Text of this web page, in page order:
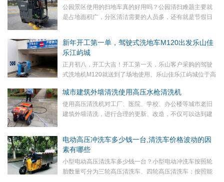
公园景区使用的扫地车真的好用吗？公园清扫难题主要就
是占地面积广，分区清洁需要的人员多，还有就是节假日
清...
新年开工第一单，驾驶式洗地车M120出发乐山佳
乐江屿城
正月初八，开工大吉！开工第一天，乐山客户采购的驾驶
式洗地机M120就送到了场地使用。乐山佳乐江屿城位于高
靠乐水上城，大渡河滨河景观长廊，高新区市民广场...
城市建筑外墙清洗使用高压水枪清洗机
使用高压清洗机对工厂、医院、学校、办公楼等城市老旧
建筑外墙清洗，进行合理的更新、改造，不仅可以达到建
日...
电动高压冲洗车多少钱一台,清洗车价格波动的因
素有哪些
小型电动高压清洗车多少钱一台？小型电动冲洗车按照轮
胎数量可分为三轮高压清洗车、四轮高压清洗车；按照能